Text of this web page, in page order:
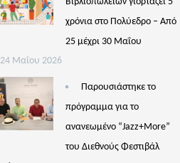
χρόνια στο Πολύεδρο – Από
25 μέχρι 30 Μαΐου
24 Μαΐου 2026
Παρουσιάστηκε το
πρόγραμμα για το
ανανεωμένο “Jazz+More”
του Διεθνούς Φεστιβάλ